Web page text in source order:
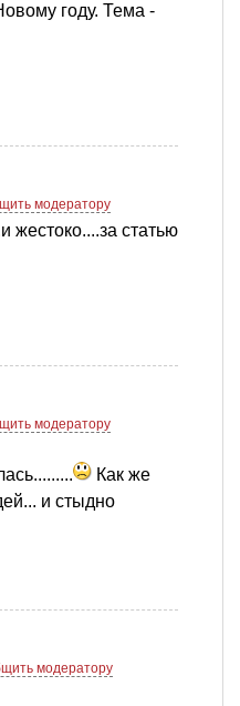
году. Тема -
модератору
жестоко....за статью
модератору
Как же
и стыдно
модератору